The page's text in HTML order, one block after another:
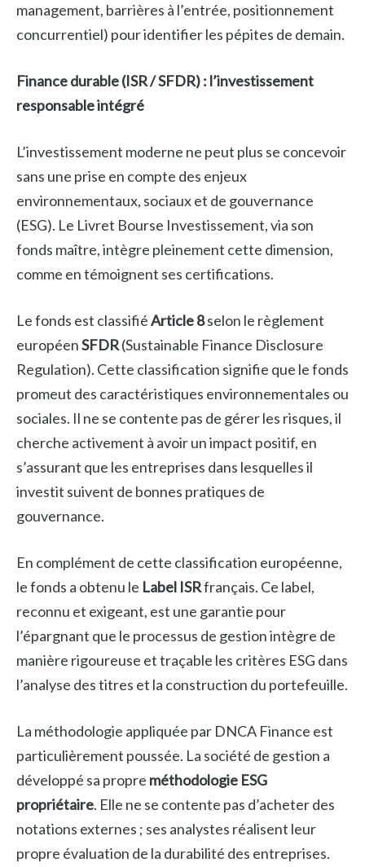
management, barrières à l’entrée, positionnement
concurrentiel) pour identifier les pépites de demain.
Finance durable (ISR / SFDR) : l’investissement
responsable intégré
L’investissement moderne ne peut plus se concevoir
sans une prise en compte des enjeux
environnementaux, sociaux et de gouvernance
(ESG). Le Livret Bourse Investissement, via son
fonds maître, intègre pleinement cette dimension,
comme en témoignent ses certifications.
Le fonds est classifiéArticle 8selon le règlement
européenSFDR(Sustainable Finance Disclosure
Regulation). Cette classification signifie que le fonds
promeut des caractéristiques environnementales ou
sociales. Il ne se contente pas de gérer les risques, il
cherche activement à avoir un impact positif, en
s’assurant que les entreprises dans lesquelles il
investit suivent de bonnes pratiques de
gouvernance.
En complément de cette classification européenne,
le fonds a obtenu le Label ISRfrançais. Ce label,
reconnu et exigeant, est une garantie pour
l’épargnant que le processus de gestion intègre de
manière rigoureuse et traçable les critères ESG dans
l’analyse des titres et la construction du portefeuille.
La méthodologie appliquée par DNCA Finance est
particulièrement poussée. La société de gestion a
développé sa propre méthodologie ESG
propriétaire. Elle ne se contente pas d’acheter des
notations externes ; ses analystes réalisent leur
propre évaluation de la durabilité des entreprises.